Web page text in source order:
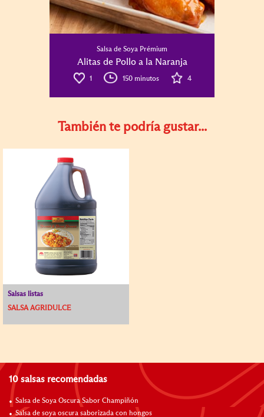
Salsa de Soya Prémium
Alitas de Pollo a la Naranja
1 150 minutos 4
También te podría gustar...
Salsas listas
SALSA AGRIDULCE
10 salsas recomendadas
Salsa de Soya Oscura Sabor Champiñón
Salsa de soya oscura saborizada con hongos